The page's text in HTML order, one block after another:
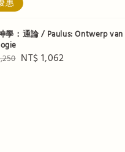
惠
學：通論 / Paulus: Ontwerp
Sale
NT$ 1,062